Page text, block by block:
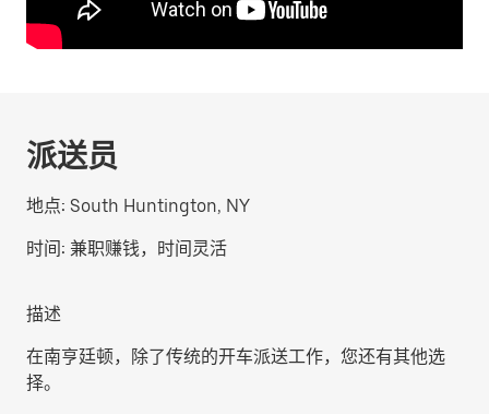
派送员
地点: South Huntington, NY
时间: 兼职赚钱，时间灵活
描述
在南亨廷顿，除了传统的开车派送工作，您还有其他选
择。